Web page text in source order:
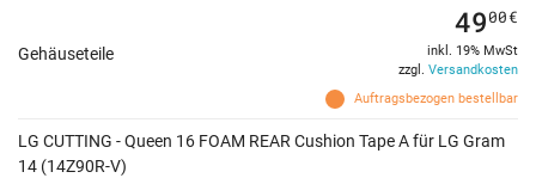
Gehäuseteile
Auftragsbezogen bestellbar
4900€
inkl. 19% MwSt
zzgl. Versandkosten
LG CUTTING - Queen 16 FOAM REAR Cushion Tape A für LG Gram
14 (14Z90R-V)